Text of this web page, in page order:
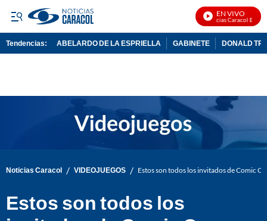
EN VIVO
Noticias Caracol En Vivo
Tendencias: ABELARDO DE LA ESPRIELLA GABINETE DONALD
Noticias Caracol / VIDEOJUEGOS / Estos son todos los invitados de Comic
Estos son todos los